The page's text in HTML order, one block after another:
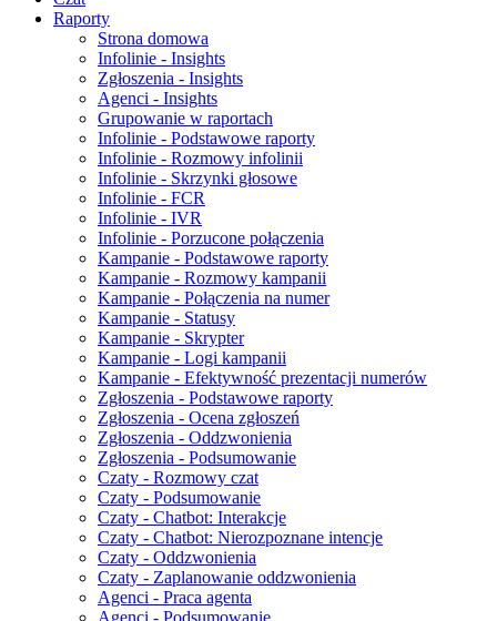
Raporty
Strona domowa
Infolinie - Insights
Zgłoszenia - Insights
Agenci - Insights
Grupowanie w raportach
Infolinie - Podstawowe raporty
Infolinie - Rozmowy infolinii
Infolinie - Skrzynki głosowe
Infolinie - FCR
Infolinie - IVR
Infolinie - Porzucone połączenia
Kampanie - Podstawowe raporty
Kampanie - Rozmowy kampanii
Kampanie - Połączenia na numer
Kampanie - Statusy
Kampanie - Skrypter
Kampanie - Logi kampanii
Kampanie - Efektywność prezentacji numerów
Zgłoszenia - Podstawowe raporty
Zgłoszenia - Ocena zgłoszeń
Zgłoszenia - Oddzwonienia
Zgłoszenia - Podsumowanie
Czaty - Rozmowy czat
Czaty - Podsumowanie
Czaty - Chatbot: Interakcje
Czaty - Chatbot: Nierozpoznane intencje
Czaty - Oddzwonienia
Czaty - Zaplanowanie oddzwonienia
Agenci - Praca agenta
Agenci - Podsumowanie